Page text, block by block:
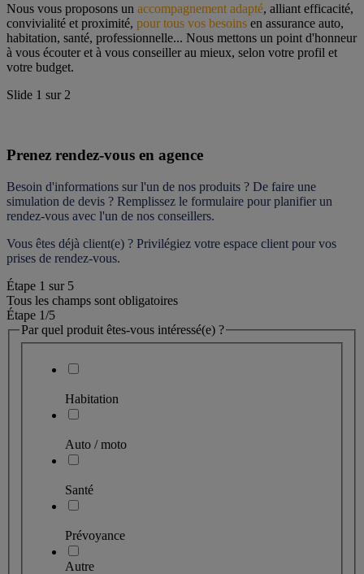
Nous vous proposons un accompagnement adapté, alliant efficacité,
convivialité et proximité, pour tous vos besoins en assurance auto,
habitation, santé, professionnelle... Nous mettons un point d'honneur
à vous écouter et à vous conseiller au mieux, selon votre profil et
votre budget.
Slide 1 sur 2
Prenez rendez-vous en agence
Besoin d'informations sur l'un de nos produits ? De faire une
simulation de devis ? Remplissez le formulaire pour planifier un
rendez-vous avec l'un de nos conseillers.
Vous êtes déjà client(e) ? Privilégiez votre espace client pour vos
prises de rendez-vous.
Étape 1 sur 5
Tous les champs sont obligatoires
Étape 1/5
Par quel produit êtes-vous intéressé(e) ?
Habitation
Auto / moto
Santé
Prévoyance
Autre